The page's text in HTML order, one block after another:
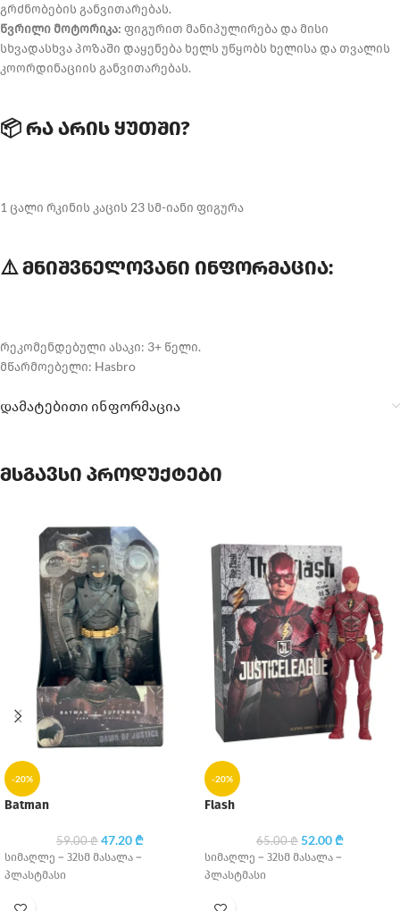
გრძნობების განვითარებას.
წვრილი მოტორიკა: ფიგურით მანიპულირება და მისი
სხვადასხვა პოზაში დაყენება ხელს უწყობს ხელისა და თვალის
კოორდინაციის განვითარებას.
📦 რა არის ყუთში?
1 ცალი რკინის კაცის 23 სმ-იანი ფიგურა
⚠️ მნიშვნელოვანი ინფორმაცია:
რეკომენდებული ასაკი: 3+ წელი.
მწარმოებელი: Hasbro
დამატებითი ინფორმაცია
მსგავსი პროდუქტები
-20%
Batman
59.00₾ 47.20₾
სიმაღლე – 32სმ მასალა –
პლასტმასი
-20%
Flash
65.00₾ 52.00₾
სიმაღლე – 32სმ მასალა –
პლასტმასი